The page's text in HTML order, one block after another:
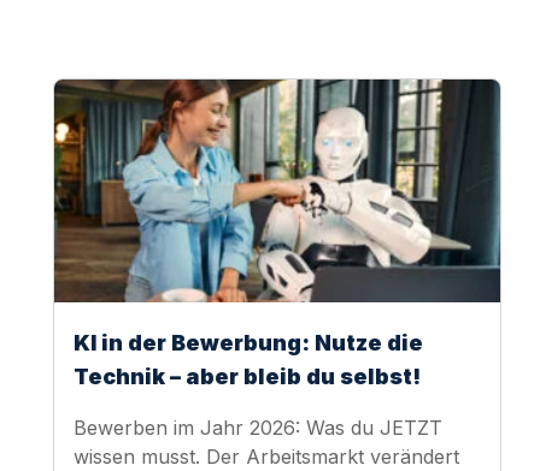
KI in der Bewerbung: Nutze die
Technik – aber bleib du selbst!
Bewerben im Jahr 2026: Was du JETZT
wissen musst. Der Arbeitsmarkt verändert